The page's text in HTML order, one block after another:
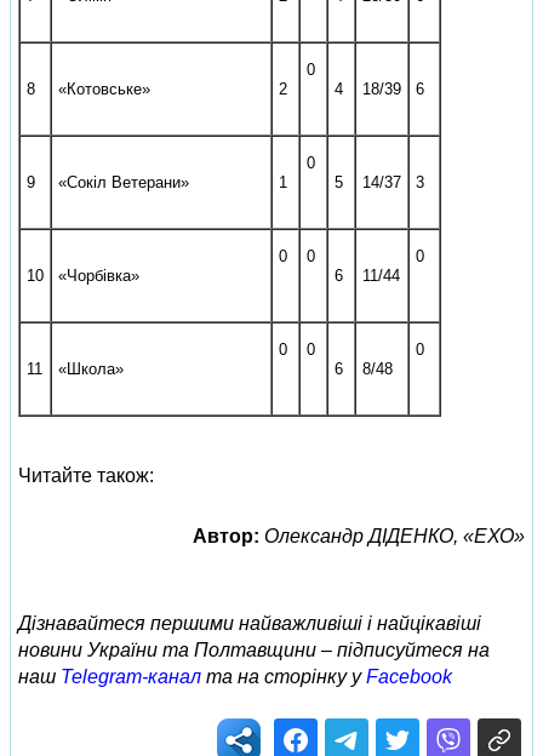
8 «Котовське» 2
0
4
18/39 6
9 «Сокіл Ветерани» 1
0
5
14/37 3
10 «Чорбівка»
0
0
6
11/44
0
11 «Школа»
0
0
6
8/48
0
Читайте також:
Автор: Олександр ДІДЕНКО, «ЕХО»
Дізнавайтеся першими найважливіші і найцікавіші
новини України та Полтавщини – підписуйтеся на
наш Telegram-канал та на сторінку уFacebook